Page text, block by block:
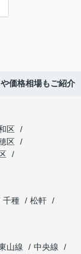
価格相場もご紹介
区
区
千種
松軒
山線
中央線